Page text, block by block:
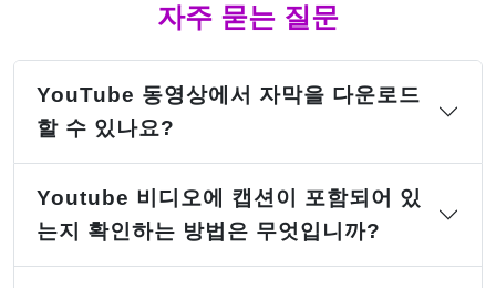
자주 묻는 질문
YouTube 동영상에서 자막을 다운로드
할 수 있나요?
Youtube 비디오에 캡션이 포함되어 있
는지 확인하는 방법은 무엇입니까?